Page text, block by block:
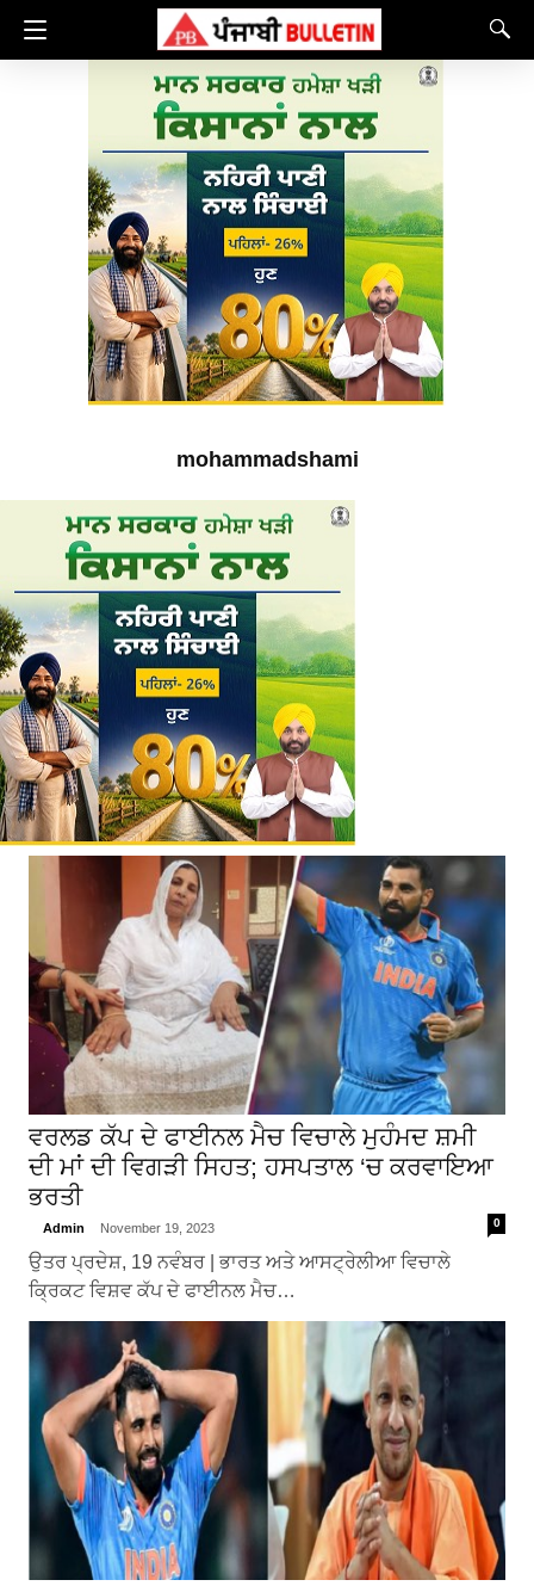
mohammadshami
ਵਰਲਡ ਕੱਪ ਦੇ ਫਾਈਨਲ ਮੈਚ ਵਿਚਾਲੇ ਮੁਹੰਮਦ ਸ਼ਮੀ
ਦੀ ਮਾਂ ਦੀ ਵਿਗੜੀ ਸਿਹਤ; ਹਸਪਤਾਲ ‘ਚ ਕਰਵਾਇਆ
ਭਰਤੀ
Admin November 19, 2023 0
ਉਤਰ ਪ੍ਰਦੇਸ਼, 19 ਨਵੰਬਰ | ਭਾਰਤ ਅਤੇ ਆਸਟ੍ਰੇਲੀਆ ਵਿਚਾਲੇ
ਕ੍ਰਿਕਟ ਵਿਸ਼ਵ ਕੱਪ ਦੇ ਫਾਈਨਲ ਮੈਚ…